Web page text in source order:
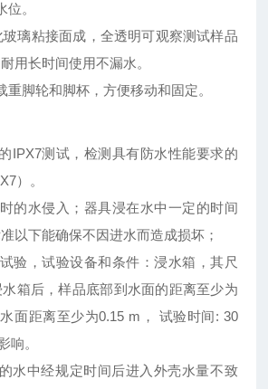
。
璃粘接面成，全透明可观察测试样品
用长时间使用不漏水。
重脚轮和脚杯，方便移动和固定。
IPX7测试，检测具有防水性能要求的
）。
的水侵入；器具浸在水中一定的时间
以下能确保不因进水而造成损坏；
验，试验设备和条件：浸水箱，其尺
箱后，样品底部到水面的距离至少为
面距离至少为0.15 m， 试验时间: 30
响。
水中经规定时间后进入外壳水量不致